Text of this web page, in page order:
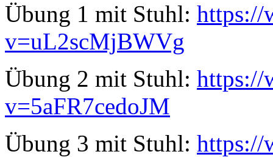
Übung 1 mit Stuhl: https://
v=uL2scMjBWVg
Übung 2 mit Stuhl: https://
v=5aFR7cedoJM
Übung 3 mit Stuhl: https://